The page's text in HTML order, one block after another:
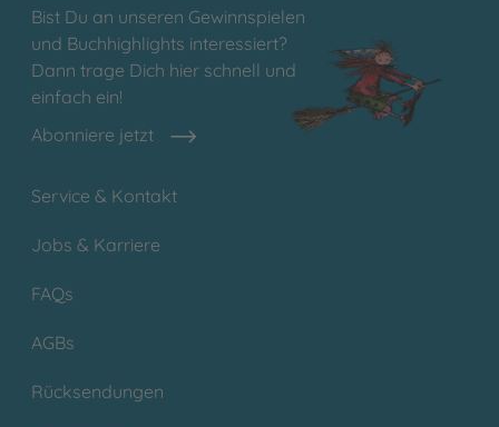
Bist Du an unseren Gewinnspielen
und Buchhighlights interessiert?
Dann trage Dich hier schnell und
einfach ein!
Abonniere jetzt
Service & Kontakt
Jobs & Karriere
FAQs
AGBs
Rücksendungen